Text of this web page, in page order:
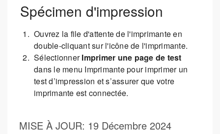
Spécimen d'impression
Ouvrez la file d'attente de l'imprimante en
double-cliquant sur l'icône de l'imprimante.
SélectionnerImprimer une page de test
dans le menu Imprimante pour imprimer un
test d’impression et s’assurer que votre
imprimante est connectée.
MISE À JOUR: 19 Décembre 2024